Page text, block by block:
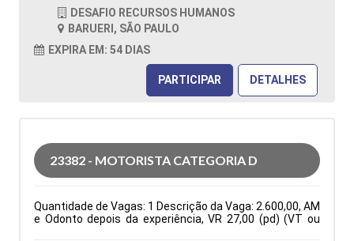
áreas produtivas e de manutenção. Atua na análise de
requisições de compras, realização de cotações,
negociação de preços, prazos e condições comerciais,
além da prospecção, desenvolvimento e homologação
de fornecedores, visando qualidade, competitividade e
redução de custos. Emite e acompanha pedidos de
compra, monitora prazos de entrega, resolve
divergências relacionadas à entrega, qualidade e
para apoiar a gestão na tomada de decisões Tipo de
contratação: CLT Cidade: Barueri, SP, Brasil Área de
Atuação: Compras Período: Formação Acadêmica:
DESAFIO RECURSOS HUMANOS
BARUERI, SÃO PAULO
EXPIRA EM: 54 DIAS
PARTICIPAR DETALHES
23382 - MOTORISTA CATEGORIA D
Quantidade de Vagas: 1 Descrição da Vaga: 2.600,00, AM
e Odonto depois da experiência, VR 27,00 (pd) (VT ou